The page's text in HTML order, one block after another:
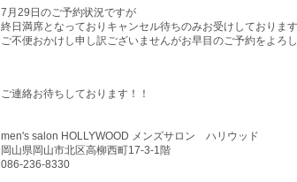
7月29日 のご予約状況ですが
終日満席となっておりキャンセル待ちのみお受けしております
ご不便おかけし申し訳ございませんがお早目のご予約をよろ
ご連絡お待ちしております！！
men's salon HOLLYWOOD メンズサロン ハリウッド
岡山県岡山市北区高柳西町17-3-1階
086-236-8330